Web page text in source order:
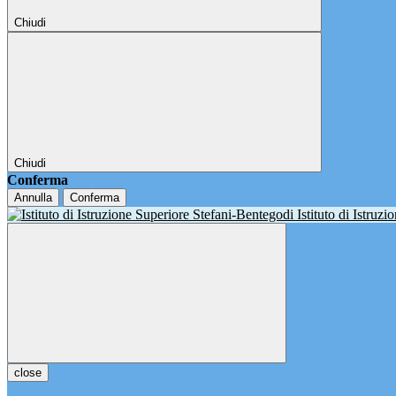
Chiudi
Chiudi
Conferma
Annulla Conferma
Istituto di
close